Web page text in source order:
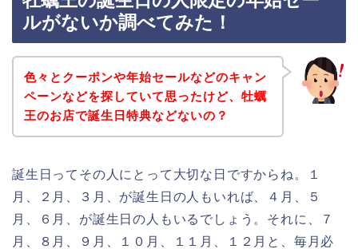
ルがないか調べてみた！
色々とクーポンや年始セールなどのキャン
ペーンなどを探していて思ったけど、牡蠣
王のお店で誕生日特典などないの？
誕生日ってその人にとって大切な日ですからね。１
月、２月、３月、が誕生日の人もいれば、４月、５
月、６月、が誕生日の人もいるでしょう。それに、７
月、８月、９月、１０月、１１月、１２月と、毎月必